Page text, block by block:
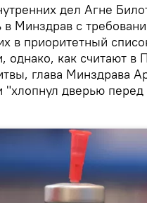
дел Агне
в Минздрав с
в приоритетный
однако, как считают в
глава Минздрава
"хлопнул дверью